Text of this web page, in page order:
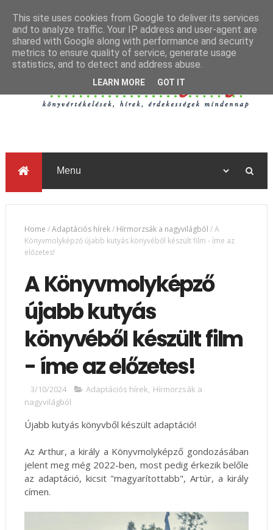
Home /Adaptációs hírek/ Hírmorzsák a nagyvilágból /A
Könyvmolyképző újabb kutyás könyvéből készült film - íme az
előzetes!
A Könyvmolyképző
újabb kutyás
könyvéből készült film
- íme az előzetes!
3/10/2024 Adaptációs hírek, Hírmorzsák a
nagyvilágból
Újabb kutyás könyvből készült adaptáció!
Az Arthur, a király a Könyvmolyképző gondozásában
jelent meg még 2022-ben, most pedig érkezik belőle
az adaptáció, kicsit "magyarítottabb", Artúr, a király
címen.
This site uses cookies from Google to deliver its services
and to analyze traffic. Your IP address and user-agent are
shared with Google along with performance and security
metrics to ensure quality of service, generate usage
statistics, and to detect and address abuse.
LEARN MORE GOT IT